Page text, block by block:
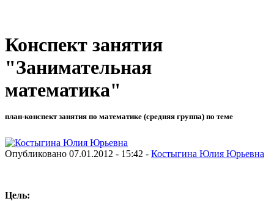
Конспект занятия
"Занимательная
математика"
план-конспект занятия по математике (средняя группа) по теме
Опубликовано 07.01.2012 - 15:42 - Костыгина Юлия Юрьевна
Цель: